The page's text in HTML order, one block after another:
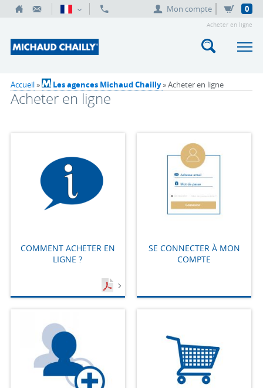
Mon compte 0
Acheter en ligne
Accueil» Les agences Michaud Chailly» Acheter en ligne
Acheter en ligne
COMMENT ACHETER EN
LIGNE ?
SE CONNECTER À MON
COMPTE